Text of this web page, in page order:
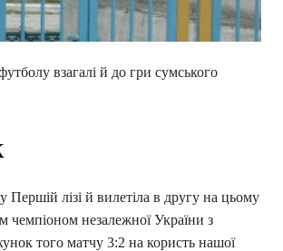
взагалі й до гри сумського
лізі й вилетіла в другу на цьому
незалежної України з
того матчу 3:2 на користь нашої